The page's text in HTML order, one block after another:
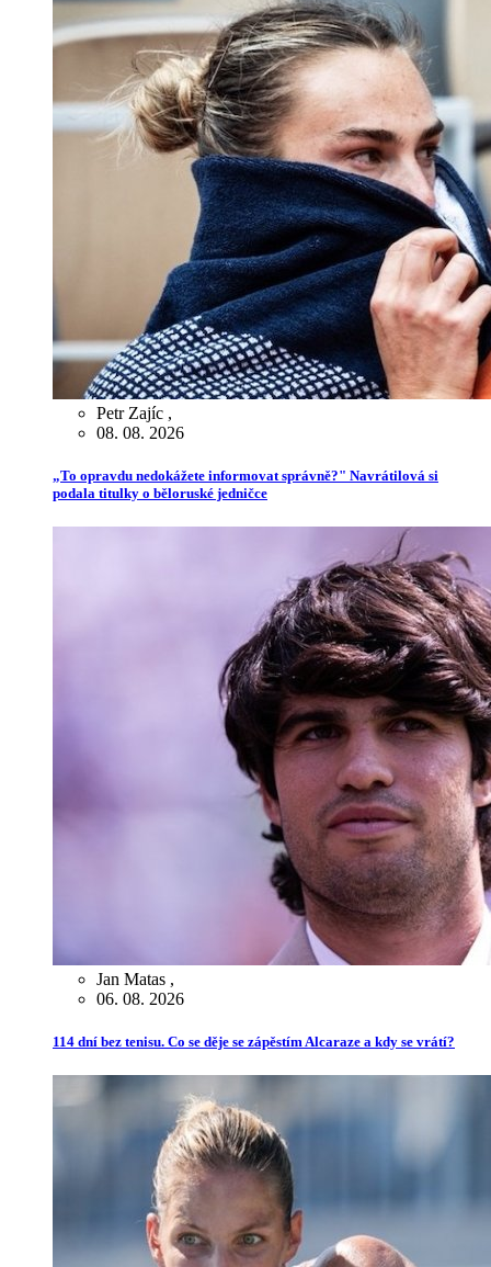
Petr Zajíc ,
08. 08. 2026
„To opravdu nedokážete informovat správně?" Navrátilová si
podala titulky o běloruské jedničce
Jan Matas ,
06. 08. 2026
114 dní bez tenisu. Co se děje se zápěstím Alcaraze a kdy se vrátí?